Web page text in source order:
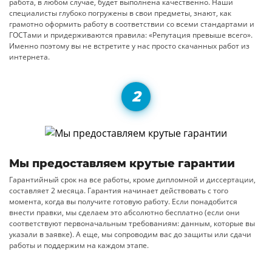
работа, в любом случае, будет выполнена качественно. Наши
специалисты глубоко погружены в свои предметы, знают, как
грамотно оформить работу в соответствии со всеми стандартами и
ГОСТами и придерживаются правила: «Репутация превыше всего».
Именно поэтому вы не встретите у нас просто скачанных работ из
интернета.
Мы предоставляем крутые гарантии
Гарантийный срок на все работы, кроме дипломной и диссертации,
составляет 2 месяца. Гарантия начинает действовать с того
момента, когда вы получите готовую работу. Если понадобится
внести правки, мы сделаем это абсолютно бесплатно (если они
соответствуют первоначальным требованиям: данным, которые вы
указали в заявке). А еще, мы сопроводим вас до защиты или сдачи
работы и поддержим на каждом этапе.